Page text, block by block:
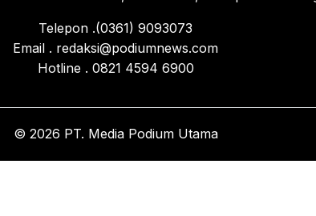
Telepon .(0361) 9093073
Email . redaksi@podiumnews.com
Hotline . 0821 4594 6900
© 2026 PT. Media Podium Utama